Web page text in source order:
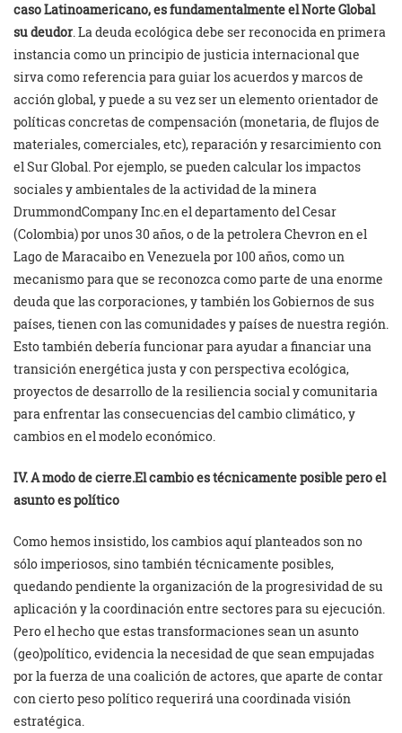
caso Latinoamericano, es fundamentalmente el Norte Global
su deudor. La deuda ecológica debe ser reconocida en primera
instancia como un principio de justicia internacional que
sirva como referencia para guiar los acuerdos y marcos de
acción global, y puede a su vez ser un elemento orientador de
políticas concretas de compensación (monetaria, de flujos de
materiales, comerciales, etc), reparación y resarcimiento con
el Sur Global. Por ejemplo, se pueden calcular los impactos
sociales y ambientales de la actividad de la minera
DrummondCompany Inc.en el departamento del Cesar
(Colombia) por unos 30 años, o de la petrolera Chevron en el
Lago de Maracaibo en Venezuela por 100 años, como un
mecanismo para que se reconozca como parte de una enorme
deuda que las corporaciones, y también los Gobiernos de sus
países, tienen con las comunidades y países de nuestra región.
Esto también debería funcionar para ayudar a financiar una
transición energética justa y con perspectiva ecológica,
proyectos de desarrollo de la resiliencia social y comunitaria
para enfrentar las consecuencias del cambio climático, y
cambios en el modelo económico.
IV. A modo de cierre.El cambio es técnicamente posible pero el
asunto es político
Como hemos insistido, los cambios aquí planteados son no
sólo imperiosos, sino también técnicamente posibles,
quedando pendiente la organización de la progresividad de su
aplicación y la coordinación entre sectores para su ejecución.
Pero el hecho que estas transformaciones sean un asunto
(geo)político, evidencia la necesidad de que sean empujadas
por la fuerza de una coalición de actores, que aparte de contar
con cierto peso político requerirá una coordinada visión
estratégica.